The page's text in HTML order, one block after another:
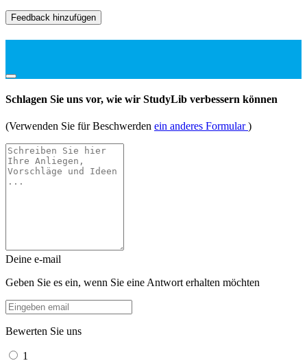
Feedback hinzufügen
Schlagen Sie uns vor, wie wir StudyLib verbessern können
(Verwenden Sie für Beschwerden ein anderes Formular)
Deine e-mail
Geben Sie es ein, wenn Sie eine Antwort erhalten möchten
Bewerten Sie uns
1